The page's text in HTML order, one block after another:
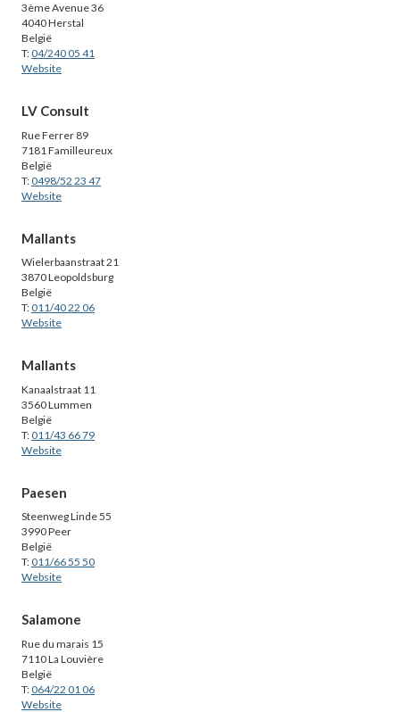
3ème Avenue 36
4040 Herstal
België
T:04/240 05 41
Website
LV Consult
Rue Ferrer 89
7181 Familleureux
België
T:0498/52 23 47
Website
Mallants
Wielerbaanstraat 21
3870 Leopoldsburg
België
T:011/40 22 06
Website
Mallants
Kanaalstraat 11
3560 Lummen
België
T:011/43 66 79
Website
Paesen
Steenweg Linde 55
3990 Peer
België
T:011/66 55 50
Website
Salamone
Rue du marais 15
7110 La Louvière
België
T:064/22 01 06
Website